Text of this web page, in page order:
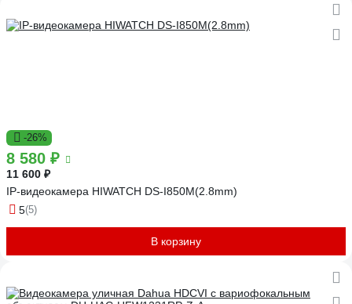
-26%
8 580 ₽
11 600 ₽
IP-видеокамера HIWATCH DS-I850M(2.8mm)
5(5)
В корзину